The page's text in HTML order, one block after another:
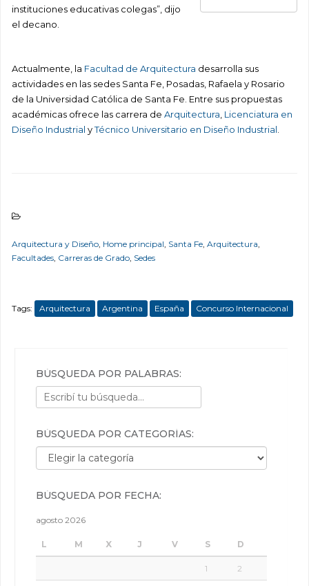
instituciones educativas colegas”, dijo
el decano.
Actualmente, la Facultad de Arquitectura desarrolla sus
actividades en las sedes Santa Fe, Posadas, Rafaela y Rosario
de la Universidad Católica de Santa Fe. Entre sus propuestas
académicas ofrece las carrera de Arquitectura Licenciatura en
Diseño Industrial yTécnico Universitario en Diseño Industrial
Arquitectura y Diseño, Home principal, Santa Fe, Arquitectura,
Facultades, Carreras de Grado, Sedes
Tags: Arquitectura Argentina España Concurso Internacional
BÚSQUEDA POR PALABRAS:
BÚSQUEDA POR CATEGORÍAS:
Búsqueda por categorías:
BÚSQUEDA POR FECHA:
agosto 2026
L M X J V S D
1 2